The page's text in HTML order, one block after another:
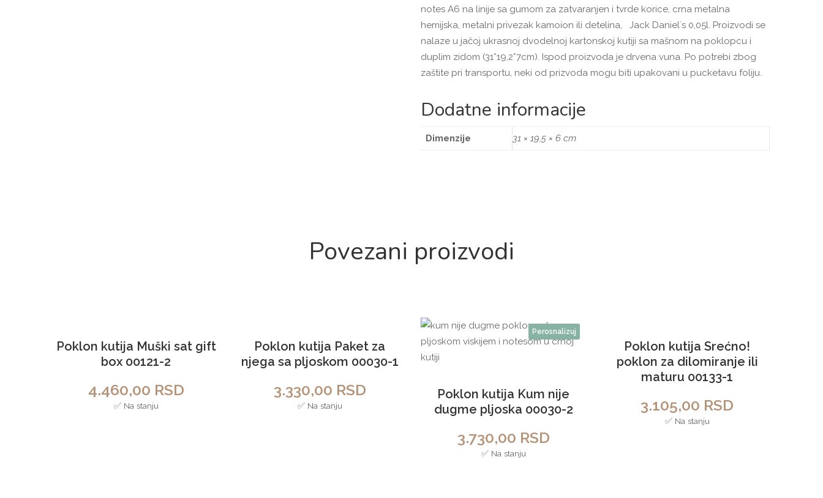
notes A6 na linije sa gumom za zatvaranjen i tvrde korice, crna metalna
hemijska, metalni privezak kamoion ili detelina, Jack Daniel`s 0,05l. Proizvodi se
nalaze u jačoj ukrasnoj dvodelnoj kartonskoj kutiji sa mašnom na poklopcu i
duplim zidom (31*19,2*7cm). Ispod proizvoda je drvena vuna. Po potrebi zbog
zaštite pri transportu, neki od prizvoda mogu biti upakovani u pucketavu foliju.
Dodatne informacije
Dimenzije 31 × 19,5 × 6 cm
Povezani proizvodi
Poklon kutija Muški sat gift
box 00121-2
4.460,00 RSD
✅ Na stanju
Poklon kutija Paket za
njega sa pljoskom 00030-1
3.330,00 RSD
✅ Na stanju
Perosnalizuj
Poklon kutija Kum nije
dugme pljoska 00030-2
3.730,00 RSD
✅ Na stanju
Poklon kutija Srećno!
poklon za dilomiranje ili
maturu 00133-1
3.105,00 RSD
✅ Na stanju